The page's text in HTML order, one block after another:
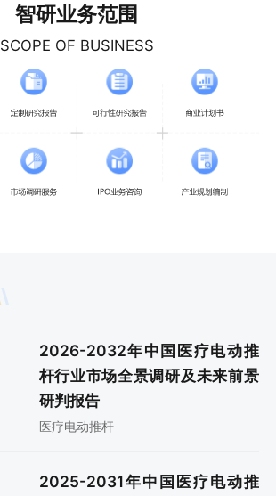
智研业务范围
SCOPE OF BUSINESS
2026-2032年中国医疗电动推
杆行业市场全景调研及未来前景
研判报告
医疗电动推杆
2025-2031年中国医疗电动推